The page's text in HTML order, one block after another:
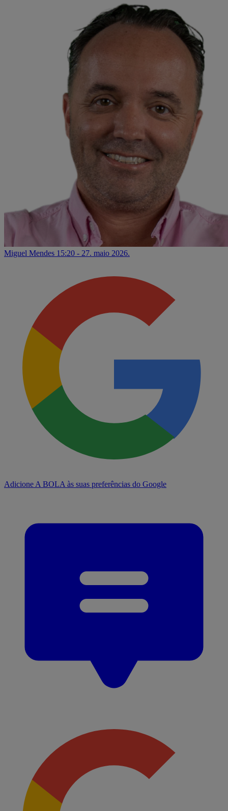
Miguel Mendes 15:20 - 27. maio 2026.
Adicione A BOLA às suas preferências do Google